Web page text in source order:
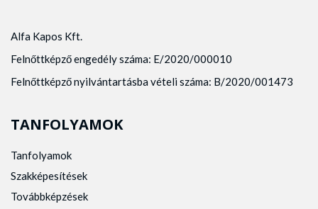
Alfa Kapos Kft.
Felnőttképző engedély száma: E/2020/000010
Felnőttképző nyilvántartásba vételi száma: B/2020/001473
TANFOLYAMOK
Tanfolyamok
Szakképesítések
Továbbképzések